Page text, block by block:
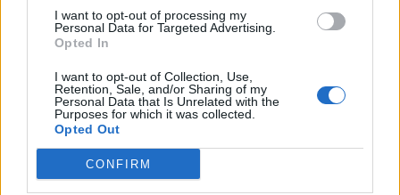
I want to opt-out of processing my
Personal Data for Targeted Advertising.
Opted In
I want to opt-out of Collection, Use,
Retention, Sale, and/or Sharing of my
Personal Data that Is Unrelated with the
Purposes for which it was collected.
Opted Out
CONFIRM
një 14-vjeçar
gjoba të rritura dhe
kufizime për drejtuesit e
“Meta” gjobitet me 567
milionë dollarë të tjerë për